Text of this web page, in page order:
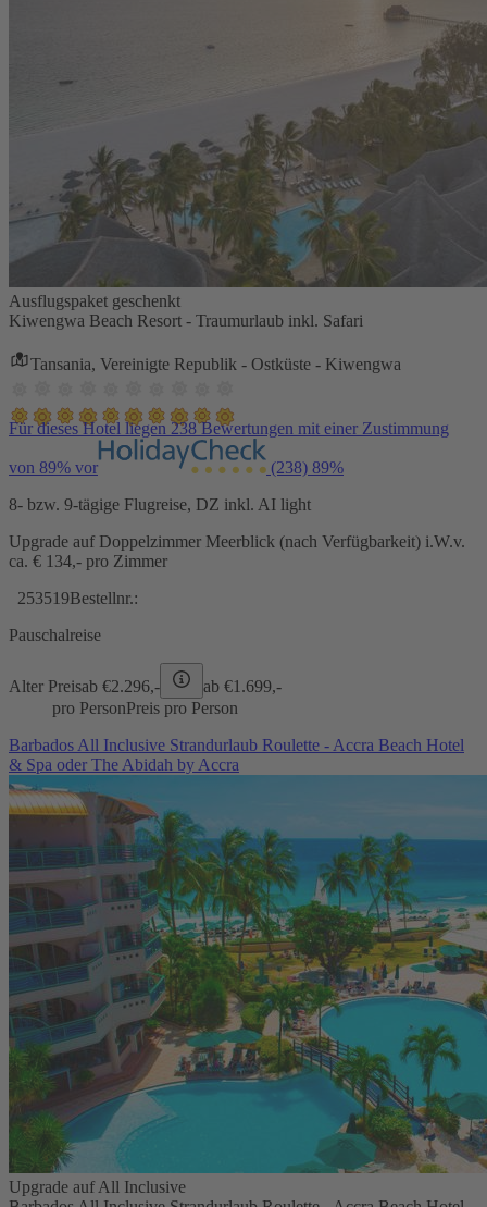
Ausflugspaket geschenkt
Kiwengwa Beach Resort - Traumurlaub inkl. Safari
Tansania, Vereinigte Republik - Ostküste - Kiwengwa
Für dieses Hotel liegen 238 Bewertungen mit einer Zustimmung
von 89% vor (238) 89%
8- bzw. 9-tägige Flugreise, DZ inkl. AI light
Upgrade auf Doppelzimmer Meerblick (nach Verfügbarkeit) i.W.v.
ca. € 134,- pro Zimmer
253519Bestellnr.:
Pauschalreise
Alter Preisab €2.296,- ab €1.699,-
pro PersonPreis pro Person
Barbados All Inclusive Strandurlaub Roulette - Accra Beach Hotel
& Spa oder The Abidah by Accra
Upgrade auf All Inclusive